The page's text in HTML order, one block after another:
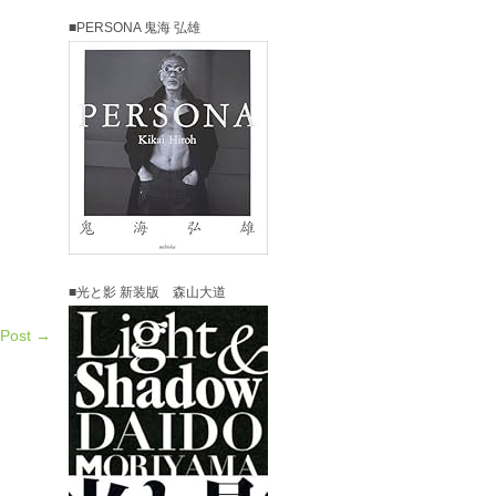
→
■PERSONA 鬼海 弘雄
■光と影 新装版 森山大道